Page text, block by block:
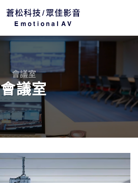
會議室
會議室